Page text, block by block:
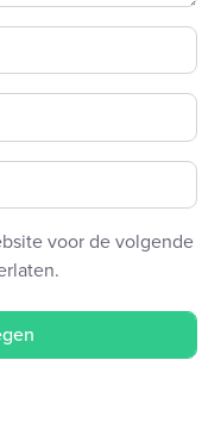
voor de volgende